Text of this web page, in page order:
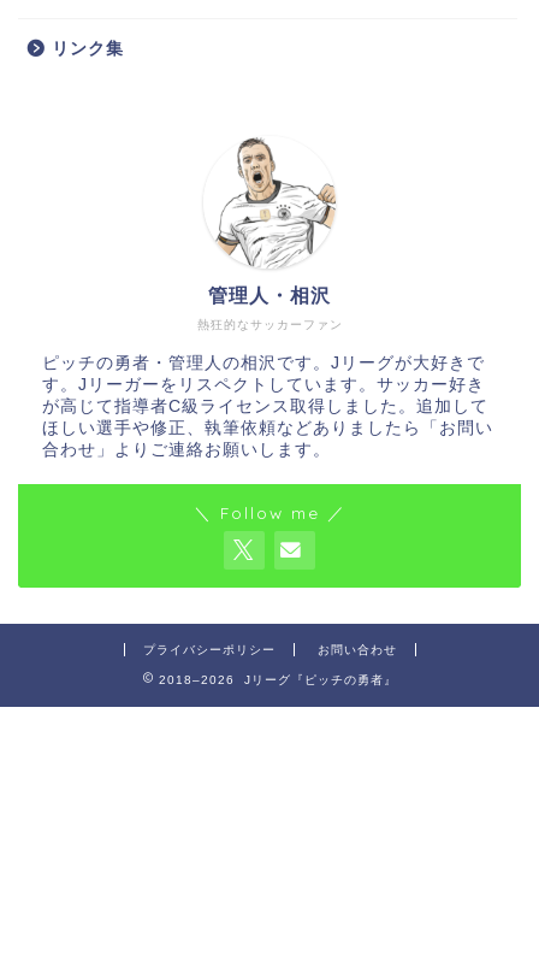
リンク集
熱狂的なサッカーファン
管理人・相沢
ピッチの勇者・管理人の相沢です。Jリーグが大好きで
す。Jリーガーをリスペクトしています。サッカー好き
が高じて指導者C級ライセンス取得しました。追加して
ほしい選手や修正、執筆依頼などありましたら「お問い
合わせ」よりご連絡お願いします。
＼ Follow me ／
プライバシーポリシー お問い合わせ
2018–2026 Jリーグ『ピッチの勇者』